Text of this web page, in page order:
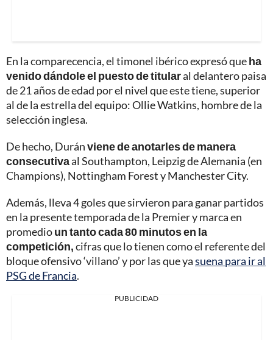
En la comparecencia, el timonel ibérico expresó queha
venido dándole el puesto de titularal delantero paisa
de 21 años de edad por el nivel que este tiene, superior
al de la estrella del equipo: Ollie Watkins, hombre de la
selección inglesa.
De hecho, Duránviene de anotarles de manera
consecutivaal Southampton, Leipzig de Alemania (en
Champions), Nottingham Forest y Manchester City.
Además, lleva 4 goles que sirvieron para ganar partidos
en la presente temporada de la Premier y marca en
promedioun tanto cada 80 minutos en la
competición,cifras que lo tienen como el referente del
bloque ofensivo ‘villano’ y por las que yasuena para ir al
PSG de Francia.
PUBLICIDAD